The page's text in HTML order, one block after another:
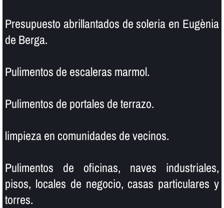
Presupuesto abrillantados de soleria en Eugènia
de Berga.
Pulimentos de escaleras marmol.
Pulimentos de portales de terrazo.
limpieza en comunidades de vecinos.
Pulimentos de oficinas, naves industriales,
pisos, locales de negocio, casas particulares y
torres.